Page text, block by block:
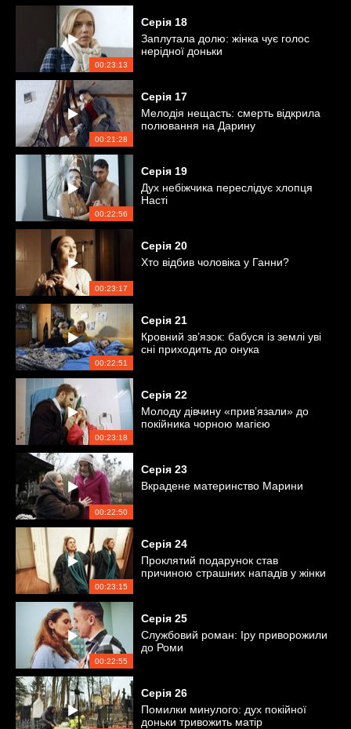
00:23:13
Серія 18
Заплутала долю: жінка чує голос
нерідної доньки
00:21:28
Серія 17
Мелодія нещасть: смерть відкрила
полювання на Дарину
00:22:56
Серія 19
Дух небіжчика переслідує хлопця
Насті
00:23:17
Серія 20
Хто відбив чоловіка у Ганни?
00:22:51
Серія 21
Кровний зв’язок: бабуся із землі уві
сні приходить до онука
00:23:18
Серія 22
Молоду дівчину «прив’язали» до
покійника чорною магією
00:22:50
Серія 23
Вкрадене материнство Марини
00:23:15
Серія 24
Проклятий подарунок став
причиною страшних нападів у жінки
00:22:55
Серія 25
Службовий роман: Іру приворожили
до Роми
Серія 26
Помилки минулого: дух покійної
доньки тривожить матір